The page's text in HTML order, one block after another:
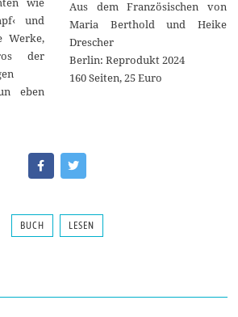
und
Werke,
der
eben
Aus dem Französischen von
Maria Berthold und Heike
Drescher
Berlin: Reprodukt 2024
160 Seiten, 25 Euro
BUCH LESEN